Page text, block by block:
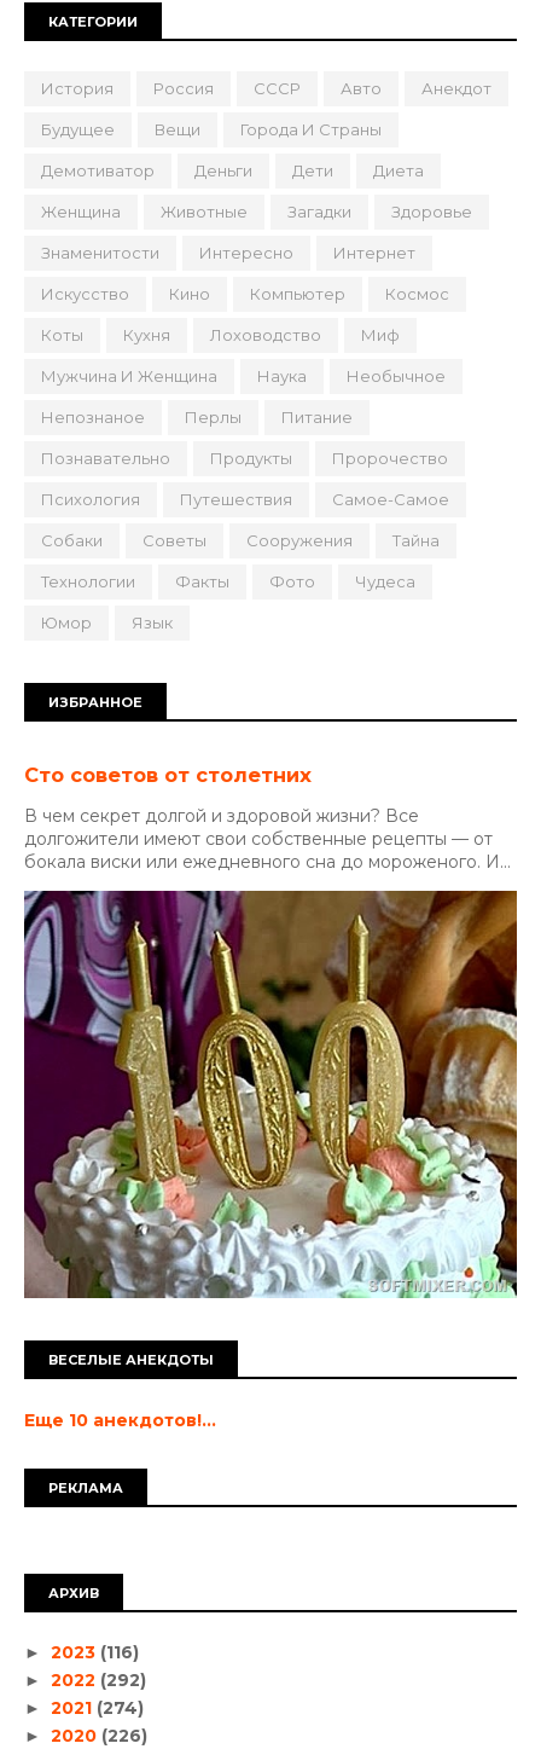
КАТЕГОРИИ
История Россия СССР Авто Анекдот
Будущее Вещи Города И Страны
Демотиватор Деньги Дети Диета
Женщина Животные Загадки Здоровье
Знаменитости Интересно Интернет
Искусство Кино Компьютер Космос
Коты Кухня Лоховодство Миф
Мужчина И Женщина Наука Необычное
Непознаное Перлы Питание
Познавательно Продукты Пророчество
Психология Путешествия Самое-Самое
Собаки Советы Сооружения Тайна
Технологии Факты Фото Чудеса
Юмор Язык
ИЗБРАННОЕ
Сто советов от столетних
В чем секрет долгой и здоровой жизни? Все
долгожители имеют свои собственные рецепты — от
бокала виски или ежедневного сна до мороженого. И...
ВЕСЕЛЫЕ АНЕКДОТЫ
Еще 10 анекдотов!...
РЕКЛАМА
АРХИВ
► 2023 (116)
► 2022 (292)
► 2021 (274)
► 2020 (226)